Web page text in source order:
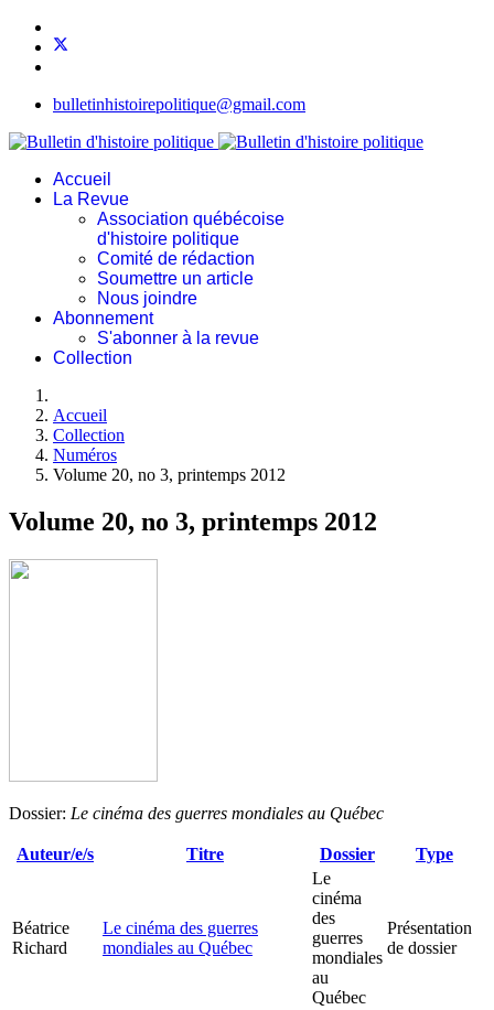
bulletinhistoirepolitique@gmail.com
Accueil
La Revue
Association québécoise
d'histoire politique
Comité de rédaction
Soumettre un article
Nous joindre
Abonnement
S'abonner à la revue
Collection
Accueil
Collection
Numéros
Volume 20, no 3, printemps 2012
Volume 20, no 3, printemps 2012
Dossier: Le cinéma des guerres mondiales au Québec
Auteur/e/s Titre Dossier Type
Béatrice
Richard
Le cinéma des guerres
mondiales au Québec
Le
cinéma
des
guerres
mondiales
au
Québec
Présentation
de dossier